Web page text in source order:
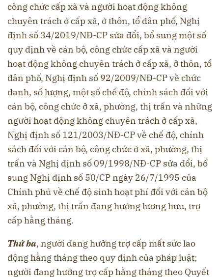
công chức cấp xã và người hoạt động không
chuyên trách ở cấp xã, ở thôn, tổ dân phố, Nghị
định số 34/2019/NĐ-CP sửa đổi, bổ sung một số
quy định về cán bộ, công chức cấp xã và người
hoạt động không chuyên trách ở cấp xã, ở thôn, tổ
dân phố, Nghị định số 92/2009/NĐ-CP về chức
danh, số lượng, một số chế độ, chính sách đối với
cán bộ, công chức ở xã, phường, thị trấn và những
người hoạt động không chuyên trách ở cấp xã,
Nghị định số 121/2003/NĐ-CP về chế độ, chính
sách đối với cán bộ, công chức ở xã, phường, thị
trấn và Nghị định số 09/1998/NĐ-CP sửa đổi, bổ
sung Nghị định số 50/CP ngày 26/7/1995 của
Chính phủ về chế độ sinh hoạt phí đối với cán bộ
xã, phường, thị trấn đang hưởng lương hưu, trợ
cấp hằng tháng.
Thứ ba, người đang hưởng trợ cấp mất sức lao
động hằng tháng theo quy định của pháp luật;
người đang hưởng trợ cấp hằng tháng theo Quyết